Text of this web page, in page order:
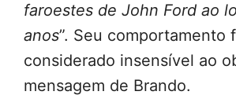
faroestes de John Ford ao
anos”. Seu comportamento
considerado insensível ao
mensagem de Brando.